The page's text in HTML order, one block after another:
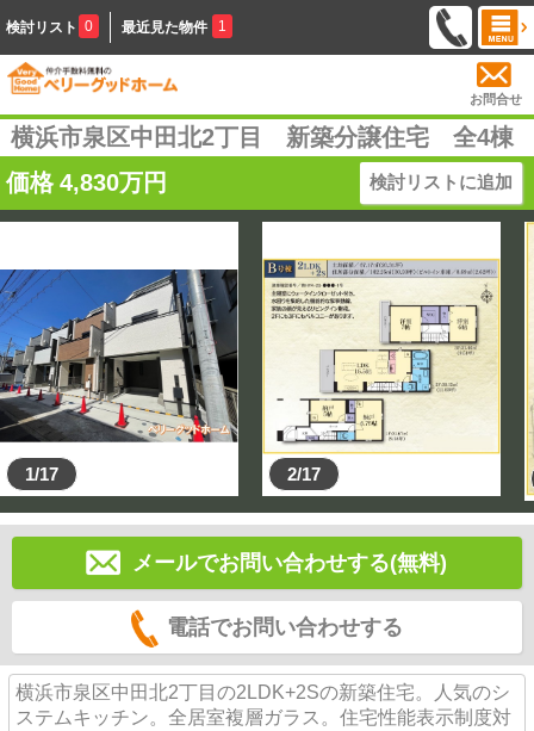
検討リスト 0 最近見た物件 1
お問合せ
横浜市泉区中田北2丁目 新築分譲住宅 全4棟
価格 4,830万円 検討リストに追加
1/17 2/17
メールでお問い合わせする(無料)
電話でお問い合わせする
横浜市泉区中田北2丁目の2LDK+2Sの新築住宅。人気のシ
ステムキッチン。全居室複層ガラス。住宅性能表示制度対